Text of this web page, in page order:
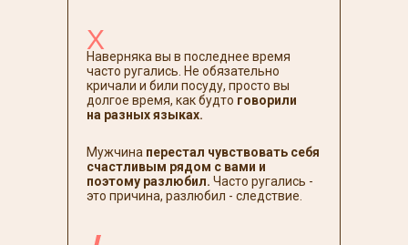
Х
Мужчина перестал чувствовать себя
счастливым рядом с вами и
поэтому разлюбил. Часто ругались -
это причина, разлюбил - следствие.
Наверняка вы в последнее время
часто ругались. Не обязательно
кричали и били посуду, просто вы
долгое время, как будто говорили
на разных языках.